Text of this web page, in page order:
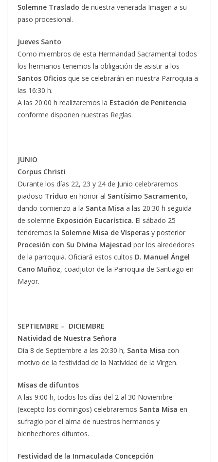
Solemne Traslado de nuestra venerada Imagen a su
paso procesional.
Jueves Santo
Como miembros de esta Hermandad Sacramental todos
los hermanos tenemos la obligación de asistir a los
Santos Oficios que se celebrarán en nuestra Parroquia a
las 16:30 h.
A las 20:00 h realizaremos la Estación de Penitencia
conforme disponen nuestras Reglas.
JUNIO
Corpus Christi
Durante los días 22, 23 y 24 de Junio celebraremos
piadoso Triduo en honor al Santísimo Sacramento,
dando comienzo a la Santa Misa a las 20:30 h seguida
de solemne Exposición Eucarística. El sábado 25
tendremos la Solemne Misa de Vísperas y posterior
Procesión con Su Divina Majestad por los alrededores
de la parroquia. Oficiará estos cultos D. Manuel Ángel
Cano Muñoz, coadjutor de la Parroquia de Santiago en
Mayor.
SEPTIEMBRE – DICIEMBRE
Natividad de Nuestra Señora
Día 8 de Septiembre a las 20:30 h, Santa Misa con
motivo de la festividad de la Natividad de la Virgen.
Misas de difuntos
A las 9:00 h, todos los días del 2 al 30 Noviembre
(excepto los domingos) celebraremos Santa Misa en
sufragio por el alma de nuestros hermanos y
bienhechores difuntos.
Festividad de la Inmaculada Concepción